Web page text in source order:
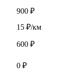
900 ₽
15 ₽/км
600 ₽
0 ₽